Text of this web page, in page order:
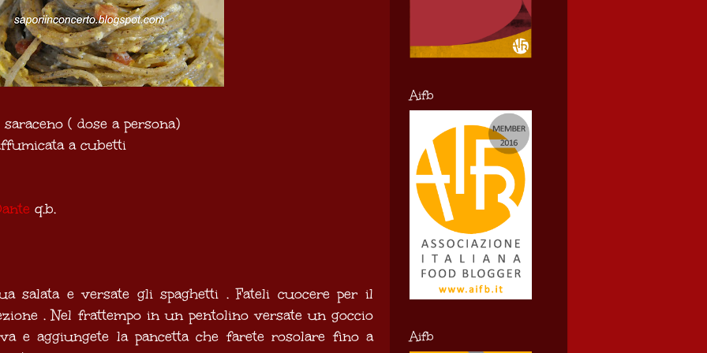
( dose a persona)
a cubetti
q.b.
salata e versate g li spaghetti . Fateli cuocere per il
. Nel frattempo in un pentolino versate un goccio
e aggiungete la pancetta che farete rosolare fino a
Aifb
Aifb